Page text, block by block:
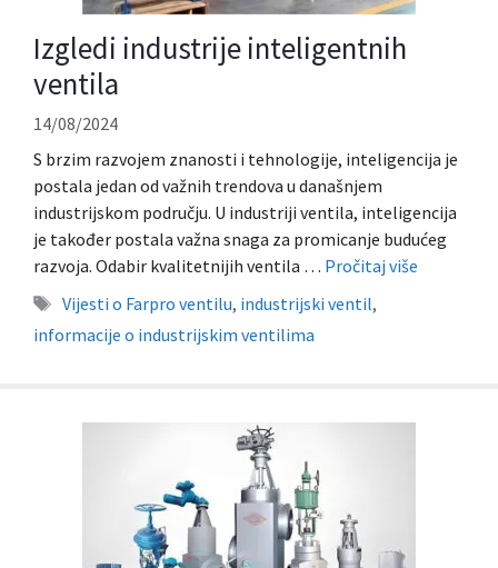
Izgledi industrije inteligentnih
ventila
14/08/2024
S brzim razvojem znanosti i tehnologije, inteligencija je
postala jedan od važnih trendova u današnjem
industrijskom području. U industriji ventila, inteligencija
je također postala važna snaga za promicanje budućeg
razvoja. Odabir kvalitetnijih ventila … Pročitaj više
Oznake
Vijesti o Farpro ventilu, industrijski ventil,
informacije o industrijskim ventilima